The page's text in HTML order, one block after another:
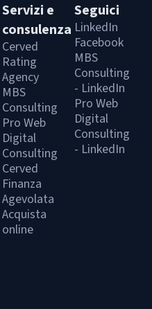
Servizi e
consulenza
Cerved
Rating
Agency
MBS
Consulting
Pro Web
Digital
Consulting
Cerved
Finanza
Agevolata
Acquista
online
Seguici
LinkedIn
Facebook
MBS
Consulting
- LinkedIn
Pro Web
Digital
Consulting
- LinkedIn